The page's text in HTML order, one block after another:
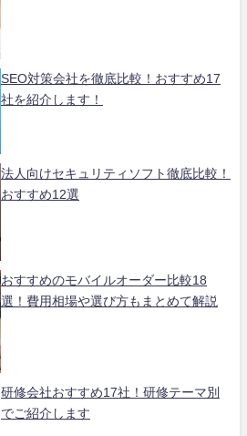
SEO対策会社を徹底比較！おすすめ17
社を紹介します！
法人向けセキュリティソフト徹底比較！
おすすめ12選
おすすめのモバイルオーダー比較18
選！費用相場や選び方もまとめて解説
研修会社おすすめ17社！研修テーマ別
でご紹介します